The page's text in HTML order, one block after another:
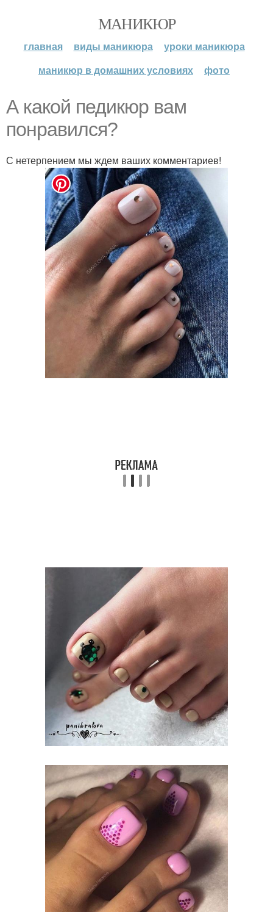
МАНИКЮР
главная виды маникюра
уроки маникюра
маникюр в домашних условиях
фото
А какой педикюр вам
понравился?
С нетерпением мы ждем ваших комментариев!